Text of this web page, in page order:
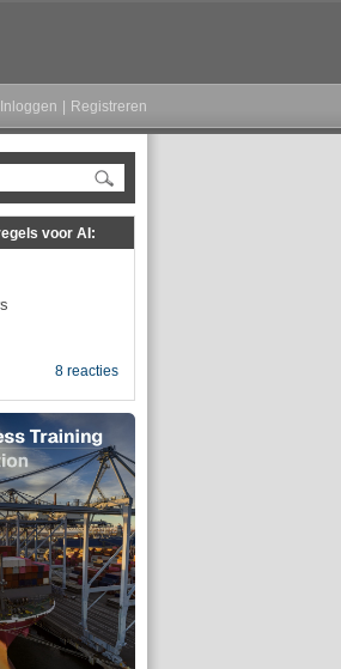
Inloggen Registreren
voor AI:
8 reacties